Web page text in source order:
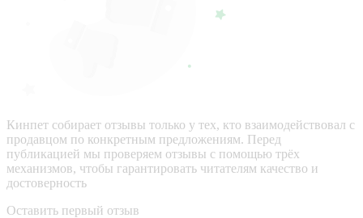
Кинпет собирает отзывы только у тех, кто взаимодействовал с
продавцом по конкретным предложениям. Перед
публикацией мы проверяем отзывы с помощью трёх
механизмов, чтобы гарантировать читателям качество и
достоверность
Оставить первый отзыв